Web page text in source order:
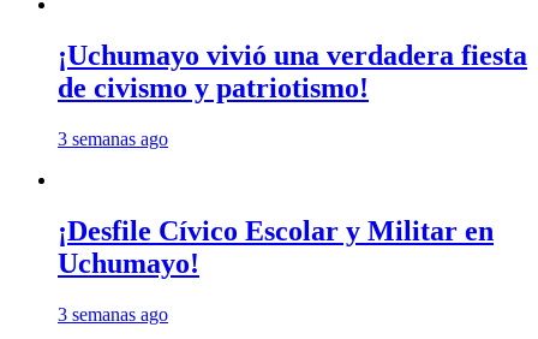
¡Uchumayo vivió una verdadera fiesta
de civismo y patriotismo!
3 semanas ago
¡Desfile Cívico Escolar y Militar en
Uchumayo!
3 semanas ago